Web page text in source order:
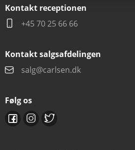
Kontakt receptionen
+45 70 25 66 66
Kontakt salgsafdelingen
salg@carlsen.dk
Følg os